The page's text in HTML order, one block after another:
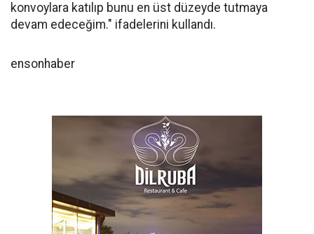
konvoylara katılıp bunu en üst düzeyde tutmaya
devam edeceğim." ifadelerini kullandı.
ensonhaber